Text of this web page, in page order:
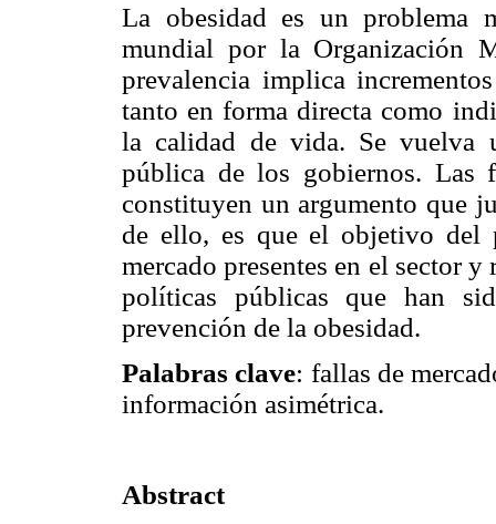
La obesidad es un problema
mundial por la Organización
prevalencia implica
tanto en forma directa como
la calidad de vida. Se vuelva
pública de los gobiernos. Las
constituyen un argumento que
de ello, es que el objetivo del
mercado presentes en el sector
políticas públicas que han
prevención de la obesidad.
Palabras clave: fallas de
información asimétrica.
Abstract